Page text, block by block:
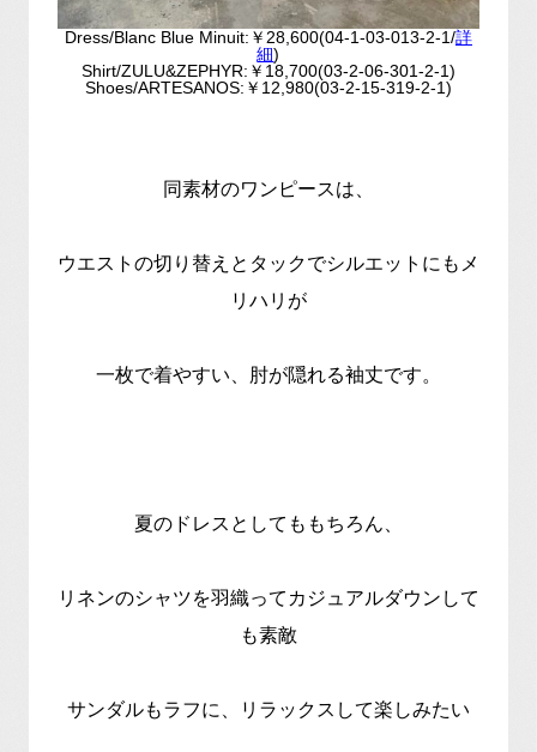
Dress/Blanc Blue Minuit:￥28,600(04-1-03-013-2-1/詳
細)
Shirt/ZULU&ZEPHYR:￥18,700(03-2-06-301-2-1)
Shoes/ARTESANOS:￥12,980(03-2-15-319-2-1)
同素材のワンピースは、
ウエストの切り替えとタックでシルエットにもメ
リハリが
一枚で着やすい、肘が隠れる袖丈です。
夏のドレスとしてももちろん、
リネンのシャツを羽織ってカジュアルダウンして
も素敵
サンダルもラフに、リラックスして楽しみたい